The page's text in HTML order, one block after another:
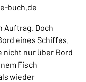
buch.de
Auftrag. Doch
eines Schiffes.
nicht nur über Bord
Fisch
wieder